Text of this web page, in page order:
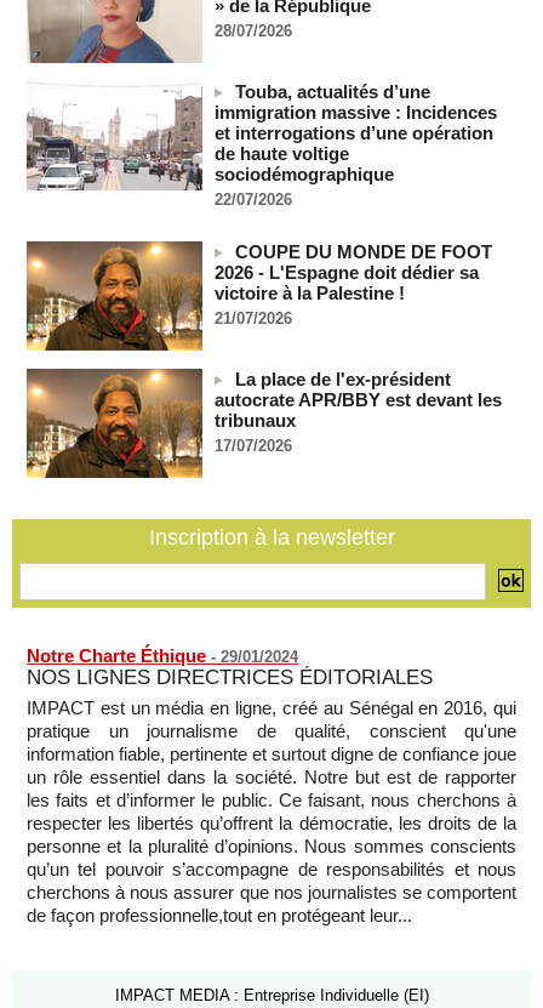
après le sommet de la Cedeao
07/08/2026 -
Bénin: Patrice Talon élu président du Sénat, moins de trois
mois après son départ du pouvoir
07/08/2026
Mali-Algérie : le PM Maïga affirme qu’il n’y a « aucune
rupture diplomatique » entre les 2 pays
07/08/2026 -
demande une enquête pour crime de guerre
07/08/2026 -
Côte d'Ivoire : le président Ouattara accorde la grâce à 4.661
détenus
07/08/2026 -
Plagiat à Cambridge - L’université va réexaminer le
recrutement de ses enseignants
07/08/2026 -
La Türkiye, l’Arabie saoudite et le Pakistan signent un accord
conjoint de défense à La Mecque
La Bourse de Paris termine en hausse et poursuit sa course
aux records
» de la République
28/07/2026
Touba, actualités d’une
immigration massive : Incidences
et interrogations d’une opération
de haute voltige
sociodémographique
22/07/2026
COUPE DU MONDE DE FOOT
2026 - L'Espagne doit dédier sa
victoire à la Palestine !
21/07/2026
La place de l'ex-président
autocrate APR/BBY est devant les
tribunaux
17/07/2026
Inscription à la newsletter
Notre Charte Éthique - 29/01/2024
NOS LIGNES DIRECTRICES ÉDITORIALES
IMPACT est un média en ligne, créé au Sénégal en 2016, qui
pratique un journalisme de qualité, conscient qu'une
information fiable, pertinente et surtout digne de confiance joue
un rôle essentiel dans la société. Notre but est de rapporter
les faits et d’informer le public. Ce faisant, nous cherchons à
respecter les libertés qu’offrent la démocratie, les droits de la
personne et la pluralité d’opinions. Nous sommes conscients
qu’un tel pouvoir s’accompagne de responsabilités et nous
cherchons à nous assurer que nos journalistes se comportent
de façon professionnelle,tout en protégeant leur...
IMPACT MEDIA : Entreprise Individuelle (EI)